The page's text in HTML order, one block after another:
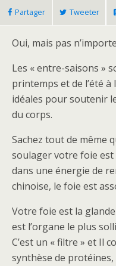
Partager Tweeter
Oui, mais pas
Les « entre-saisons »
printemps et de l’été
idéales pour soutenir
du corps.
Sachez tout de même
soulager votre foie est
dans une énergie de
chinoise, le foie est
Votre foie est la
est l’organe le plus
C’est un « filtre » et Il
synthèse de protéines,